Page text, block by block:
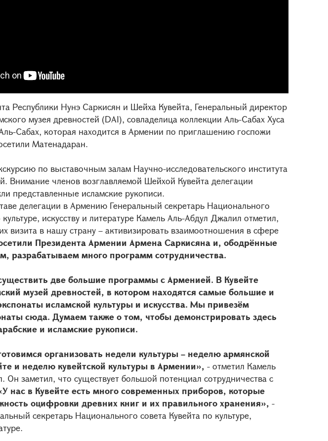
Республики Нунэ Саркисян и Шейха Кувейта, Генеральный директор
музея древностей (DAI), совладелица коллекции Аль-Сабах Хуса
Сабах, которая находится в Армении по приглашению госпожи
Матенадаран.
по выставочным залам Научно-исследовательского института
Внимание членов возглавляемой Шейхой Кувейта делегации
представленные исламские рукописи.
делегации в Армению Генеральный секретарь Национального
искусству и литературе Камель Аль-Абдул Джалил отметил,
визита в нашу страну – активизировать взаимоотношения в сфере
Президента Армении Армена Саркисяна и, ободрённые
разрабатываем много программ сотрудничества.
две большие программы с Арменией. В Кувейте
музей древностей, в котором находятся самые большие и
исламской культуры и искусства. Мы привезём
сюда. Думаем также о том, чтобы демонстрировать здесь
и исламские рукописи.
организовать недели культуры – неделю армянской
и неделю кувейтской культуры в Армении», - отметил Камель
Он заметил, что существует большой потенциал сотрудничества с
нас в Кувейте есть много современных приборов, которые
оцифровки древних книг и их правильного хранения», -
секретарь Национального совета Кувейта по культуре,